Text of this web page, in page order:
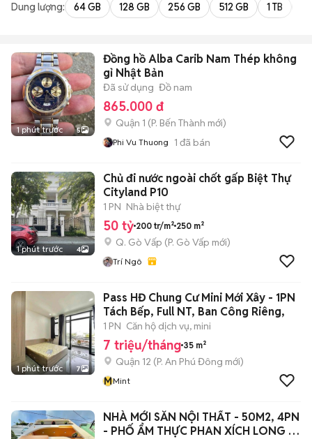
Dung lượng: 64 GB 128 GB 256 GB 512 GB 1 TB
1 phút trước 5
Đồng hồ Alba Carib Nam Thép không
gỉ Nhật Bản
Đã sử dụng Đồ nam
865.000 đ
Quận 1 (P. Bến Thành mới)
Phi Vu Thuong 1 đã bán
1 phút trước 4
Chủ đi nước ngoài chốt gấp Biệt Thự
Cityland P10
1 PN Nhà biệt thự
50 tỷ 200 tr/m² 250 m²
Q. Gò Vấp (P. Gò Vấp mới)
Trí Ngô
1 phút trước 7
Pass HĐ Chung Cư Mini Mới Xây - 1PN
Tách Bếp, Full NT, Ban Công Riêng,
1 PN Căn hộ dịch vụ, mini
7 triệu/tháng 35 m²
Quận 12 (P. An Phú Đông mới)
MMint
NHÀ MỚI SẴN NỘI THẤT - 50M2, 4PN
- PHỐ ẨM THỰC PHAN XÍCH LONG -